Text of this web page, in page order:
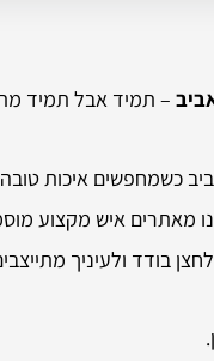
– תמיד אבל תמיד
כשמחפשים איכות טובה
מאתרים איש מקצוע
בודד ולעיניך